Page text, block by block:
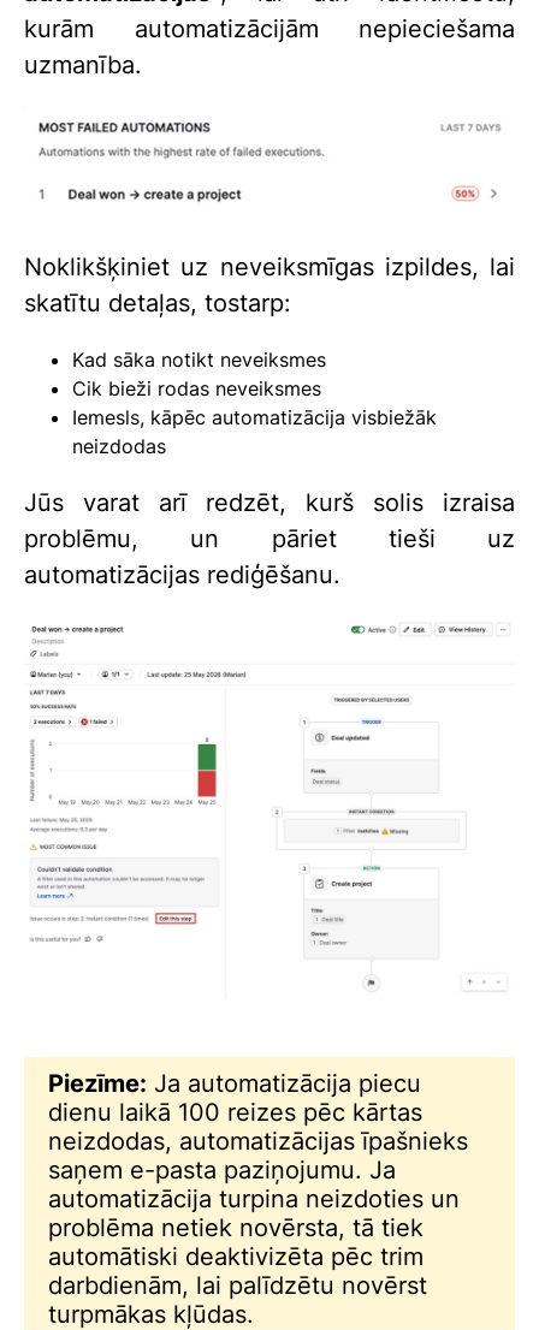
kurām automatizācijām nepieciešama
uzmanība.
Noklikšķiniet uz neveiksmīgas izpildes, lai
skatītu detaļas, tostarp:
Kad sāka notikt neveiksmes
Cik bieži rodas neveiksmes
Iemesls, kāpēc automatizācija visbiežāk
neizdodas
Jūs varat arī redzēt, kurš solis izraisa
problēmu, un pāriet tieši uz
automatizācijas rediģēšanu.
Piezīme: Ja automatizācija piecu
dienu laikā 100 reizes pēc kārtas
neizdodas, automatizācijas īpašnieks
saņem e-pasta paziņojumu. Ja
automatizācija turpina neizdoties un
problēma netiek novērsta, tā tiek
automātiski deaktivizēta pēc trim
darbdienām, lai palīdzētu novērst
turpmākas kļūdas.